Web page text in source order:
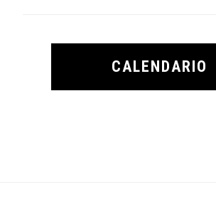
CALENDARIO